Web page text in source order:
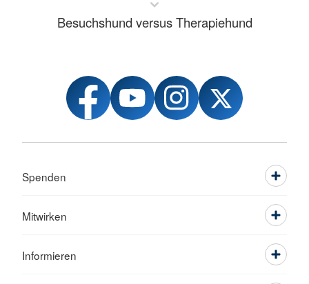
Besuchshund versus Therapiehund
Spenden
Mitwirken
Informieren